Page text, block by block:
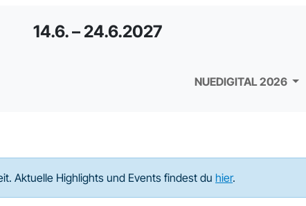
14.6. – 24.6.2027
NUEDIGITAL 2026
Aktuelle Highlights und Events findest du hier.